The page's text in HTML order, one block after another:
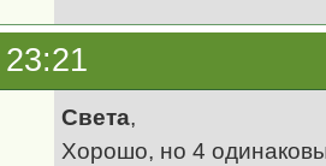
Света,
Хорошо, но 4